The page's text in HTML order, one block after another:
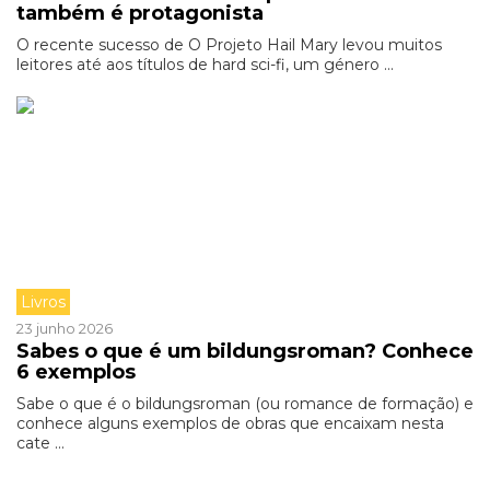
também é protagonista
O recente sucesso de O Projeto Hail Mary levou muitos
leitores até aos títulos de hard sci-fi, um género ...
Livros
23 junho 2026
Sabes o que é um bildungsroman? Conhece
6 exemplos
Sabe o que é o bildungsroman (ou romance de formação) e
conhece alguns exemplos de obras que encaixam nesta
cate ...